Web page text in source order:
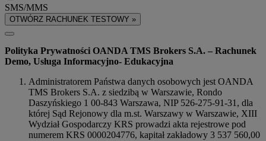
SMS/MMS
OTWÓRZ RACHUNEK TESTOWY »
Polityka Prywatności OANDA TMS Brokers S.A. – Rachunek
Demo, Usługa Informacyjno- Edukacyjna
Administratorem Państwa danych osobowych jest OANDA
TMS Brokers S.A. z siedzibą w Warszawie, Rondo
Daszyńskiego 1 00-843 Warszawa, NIP 526-275-91-31, dla
której Sąd Rejonowy dla m.st. Warszawy w Warszawie, XIII
Wydział Gospodarczy KRS prowadzi akta rejestrowe pod
numerem KRS 0000204776, kapitał zakładowy 3 537 560,00